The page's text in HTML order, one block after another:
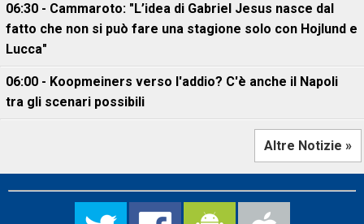
06:30 - Cammaroto: "L’idea di Gabriel Jesus nasce dal
fatto che non si può fare una stagione solo con Hojlund e
Lucca"
06:00 - Koopmeiners verso l'addio? C'è anche il Napoli
tra gli scenari possibili
Altre Notizie »